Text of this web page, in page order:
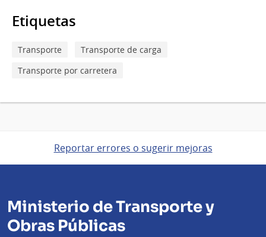
Etiquetas
Transporte
Transporte de carga
Transporte por carretera
Reportar errores o sugerir mejoras
Ministerio de Transporte y
Obras Públicas